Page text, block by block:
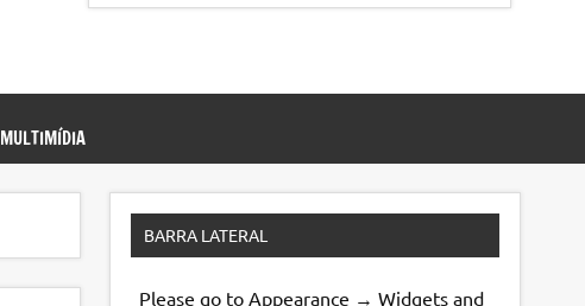
MULTIMÍDIA
BARRA LATERAL
Please go to Appearance → Widgets and